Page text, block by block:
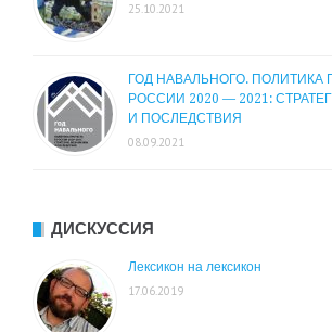
25.10.2021
ГОД НАВАЛЬНОГО. ПОЛИТИКА
РОССИИ 2020 — 2021:
И ПОСЛЕДСТВИЯ
08.09.2021
ДИСКУССИЯ
Лексикон на лексикон
17.06.2019